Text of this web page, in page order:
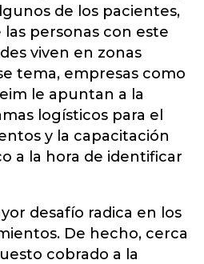
de los pacientes,
las personas con este
viven en zonas
tema, empresas como
le apuntan a la
logísticos para el
y la capacitación
a la hora de identificar
desafío radica en los
De hecho, cerca
cobrado a la